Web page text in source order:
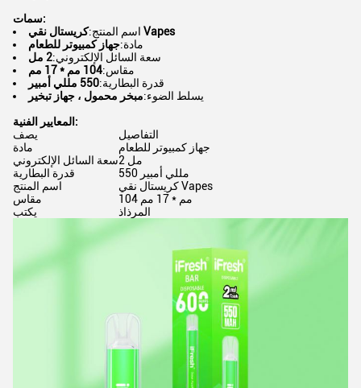
سمات:
اسم المنتج: كريستال نقي Vapes
مادة:جهاز كمبيوتر للطعام
سعة السائل الإلكتروني:2 مل
مقاس:104 مم * 17 مم
قدرة البطارية:550 مللي أمبير
يسلط الضوء:مبخر محمول ، جهاز تبخير
المعايير الفنية:
يصف
التفاصيل
مادة
جهاز كمبيوتر للطعام
سعة السائل الإلكتروني
2 مل
قدرة البطارية
550 مللي أمبير
اسم المنتج
كريستال نقي Vapes
مقاس
104 مم * 17 مم
يكتب
المرذاذ